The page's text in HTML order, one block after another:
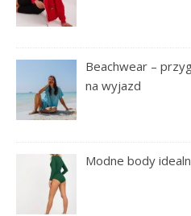
Beachwear –
na wyjazd
Modne body